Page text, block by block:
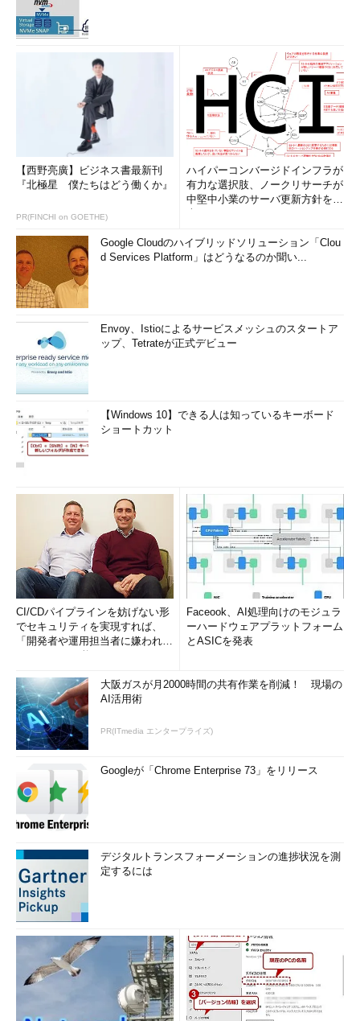
【西野亮廣】ビジネス書最新刊
『北極星 僕たちはどう働くか』
PR(FINCHI on GOETHE)
ハイパーコンバージドインフラが
有力な選択肢、ノークリサーチが
中堅中小業のサーバ更新方針を調
Google Cloudのハイブリッドソリューション「Clou
d Services Platform」はどうなるのか聞い...
Envoy、Istioによるサービスメッシュのスタートア
ップ、Tetrateが正式デビュー
【Windows 10】できる人は知っているキーボード
ショートカット
CI/CDパイプラインを妨げない形
でセキュリティを実現すれば、
「開発者や運用担当者に嫌われな
Faceook、AI処理向けのモジュラ
ーハードウェアプラットフォーム
とASICを発表
大阪ガスが月2000時間の共有作業を削減！ 現場の
AI活用術
PR(ITmedia エンタープライズ)
Googleが「Chrome Enterprise 73」をリリース
デジタルトランスフォーメーションの進捗状況を測
定するには